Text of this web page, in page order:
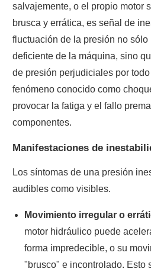
salvajemente, o el propio motor
brusca y errática, es señal de
fluctuación de la presión no sólo
deficiente de la máquina, sino
de presión perjudiciales por
fenómeno conocido como
provocar la fatiga y el fallo
componentes.
Manifestaciones de
Los síntomas de una presión
audibles como visibles.
Movimiento irregular o
motor hidráulico puede
forma impredecible, o su
"brusco" e incontrolado. Esto